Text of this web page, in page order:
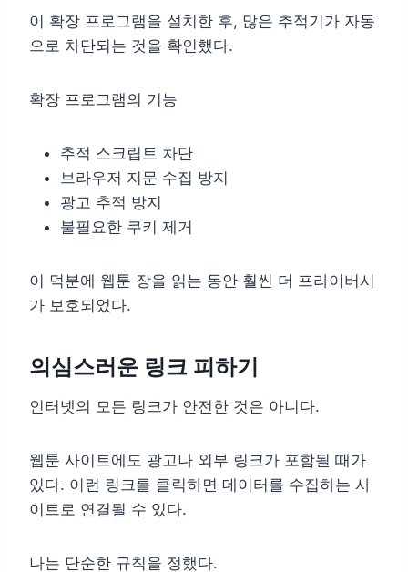
이 확장 프로그램을 설치한 후, 많은 추적기가 자동
으로 차단되는 것을 확인했다.
확장 프로그램의 기능
추적 스크립트 차단
브라우저 지문 수집 방지
광고 추적 방지
불필요한 쿠키 제거
이 덕분에 웹툰 장을 읽는 동안 훨씬 더 프라이버시
가 보호되었다.
의심스러운 링크 피하기
인터넷의 모든 링크가 안전한 것은 아니다.
웹툰 사이트에도 광고나 외부 링크가 포함될 때가
있다. 이런 링크를 클릭하면 데이터를 수집하는 사
이트로 연결될 수 있다.
나는 단순한 규칙을 정했다.